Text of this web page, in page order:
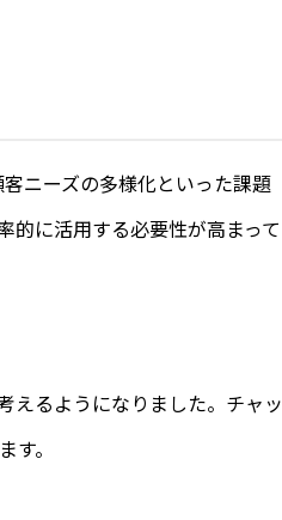
ニーズの多様化といった課題
的に活用する必要性が高まって
えるようになりました。チャッ
。